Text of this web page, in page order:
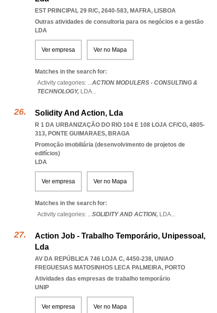
EST PRINCIPAL 29 R/C, 2640-583, MAFRA, LISBOA
Outras atividades de consultoria para os negócios e a gestão
LDA
Ver empresa Ver no Mapa
Matches in the search for:
Activity categories: ...ACTION MODULERS - CONSULTING &
TECHNOLOGY, LDA...
Solidity And Action, Lda
R 1 DA URBANIZAÇÃO DO RIO 104 E 108 LOJA CF/CG, 4805-
313, PONTE GUIMARAES, BRAGA
Promoção imobiliária (desenvolvimento de projetos de
edifícios)
LDA
Ver empresa Ver no Mapa
Matches in the search for:
Activity categories: ...SOLIDITY AND ACTION, LDA...
Action Job - Trabalho Temporário, Unipessoal,
Lda
AV DA REPÚBLICA 746 LOJA C, 4450-238, UNIAO
FREGUESIAS MATOSINHOS LECA PALMEIRA, PORTO
Atividades das empresas de trabalho temporário
UNIP
Ver empresa Ver no Mapa